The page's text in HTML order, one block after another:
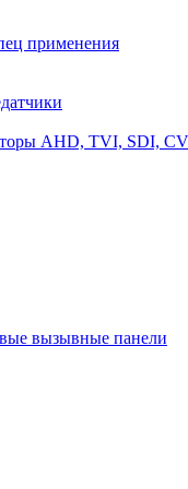
применения
AHD, TVI, SDI,
вызывные панели